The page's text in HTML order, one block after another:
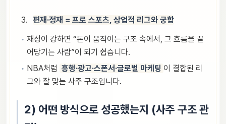
편재·정재 = 프로 스포츠, 상업적 리그와 궁합
재성이 강하면 “돈이 움직이는 구조 속에서, 그 흐름을 끌
어당기는 사람”이 되기 쉽습니다.
NBA처럼 흥행·광고·스폰서·글로벌 마케팅 이 결합된 리
그와 잘 맞는 사주 구조입니다.
2) 어떤 방식으로 성공했는지 (사주 구조 관